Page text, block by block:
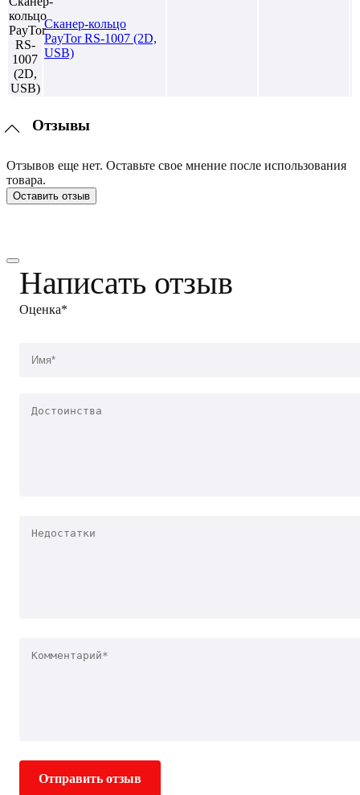
Сканер-кольцо
PayTor RS-1007 (2D,
USB)
Отзывы
Отзывов еще нет. Оставьте свое мнение после использования
товара.
Оставить отзыв
Написать отзыв
Оценка*
Отправить отзыв